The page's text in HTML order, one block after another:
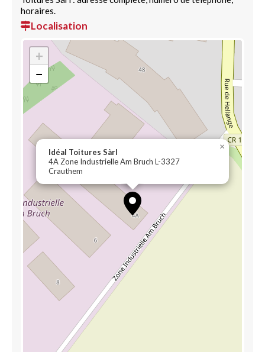
horaires.
Localisation
Idéal Toitures Sàrl
4A Zone Industrielle Am Bruch L-3327
Crauthem
×
+
−